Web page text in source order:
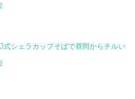
シェラカップそばで昼間からチルい